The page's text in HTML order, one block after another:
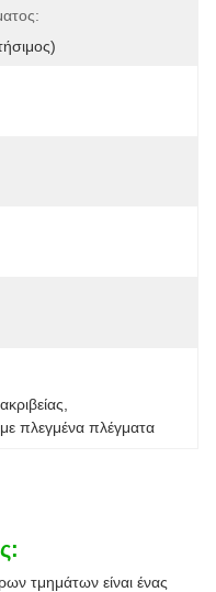
πλεγμένα πλέγματα
τμημάτων είναι ένας